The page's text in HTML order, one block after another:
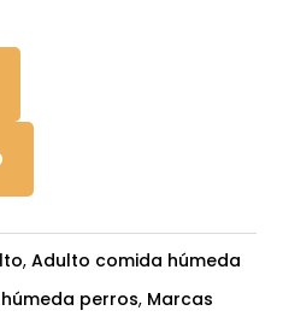
,Adulto comida húmeda
perros, Marcas